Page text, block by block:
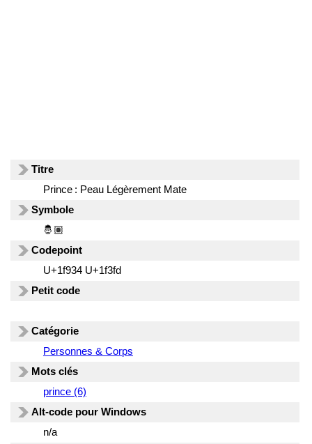
Titre
Prince : Peau Légèrement Mate
Symbole
🤴🏽
Codepoint
U+1f934 U+1f3fd
Petit code
Catégorie
Personnes & Corps
Mots clés
prince (6)
Alt-code pour Windows
n/a